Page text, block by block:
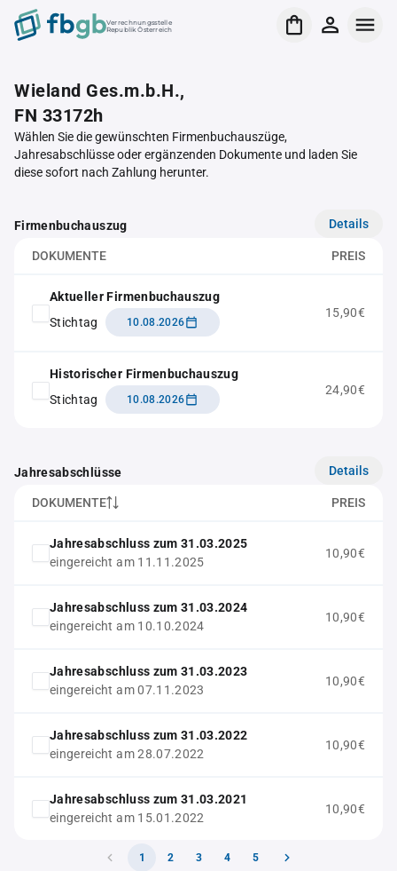
Verrechnungsstelle
Republik Österreich
Wieland Ges.m.b.H.,
FN 33172h
Wählen Sie die gewünschten Firmenbuchauszüge,
Jahresabschlüsse oder ergänzenden Dokumente und laden Sie
diese sofort nach Zahlung herunter.
Firmenbuchauszug Details
DOKUMENTE PREIS
Aktueller Firmenbuchauszug
Stichtag
10.08.2026
15,90€
Historischer Firmenbuchauszug
Stichtag
10.08.2026
24,90€
Jahresabschlüsse Details
DOKUMENTE PREIS
Jahresabschluss zum 31.03.2025
eingereicht am 11.11.2025
10,90€
Jahresabschluss zum 31.03.2024
eingereicht am 10.10.2024
10,90€
Jahresabschluss zum 31.03.2023
eingereicht am 07.11.2023
10,90€
Jahresabschluss zum 31.03.2022
eingereicht am 28.07.2022
10,90€
Jahresabschluss zum 31.03.2021
eingereicht am 15.01.2022
10,90€
1 2 3 4 5